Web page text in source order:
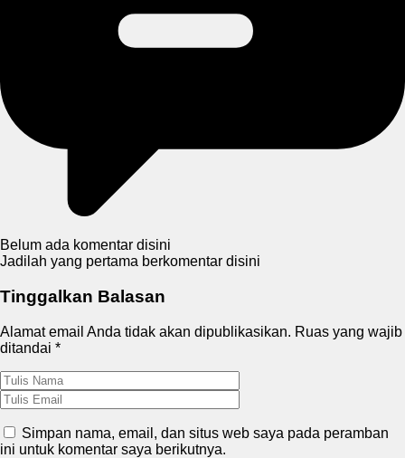
Belum ada komentar disini
Jadilah yang pertama berkomentar disini
Tinggalkan Balasan
Alamat email Anda tidak akan dipublikasikan. Ruas yang wajib
ditandai *
Simpan nama, email, dan situs web saya pada peramban
ini untuk komentar saya berikutnya.